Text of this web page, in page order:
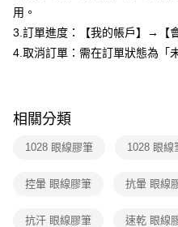
【「AFTEE先享後付」結帳流程】
１．於結帳方式選擇「AFTEE先享
結帳頁面，進行簡訊認證並確認金額
２．訂單成立數日內，您將收到繳費
購買商品的店家。未經商家同意取消
後付繳納相關費用。
※ 交易是否成功請以「AFTEE先享
１．透過由恩沛科技股份有限公司
每筆NT$80，滿NT$599(含以上)
付款後全家取貨
每筆NT$80，滿NT$599(含以上)
每筆NT$80，滿NT$599(含以上)
付款後7-11取貨
每筆NT$90，滿NT$599(含以上)
用。
3.訂單進度：【我的帳戶】→【
4.取消訂單：需在訂單狀態為「
相關分類
1028 眼線膠筆 1028 眼線
控暈 眼線膠筆 抗暈 眼線
抗汗 眼線膠筆 速乾 眼線